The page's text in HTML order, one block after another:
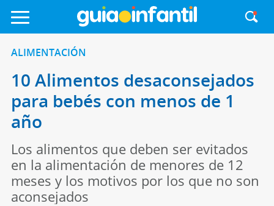
ALIMENTACIÓN
10 Alimentos desaconsejados
para bebés con menos de 1
año
Los alimentos que deben ser evitados
en la alimentación de menores de 12
meses y los motivos por los que no son
aconsejados